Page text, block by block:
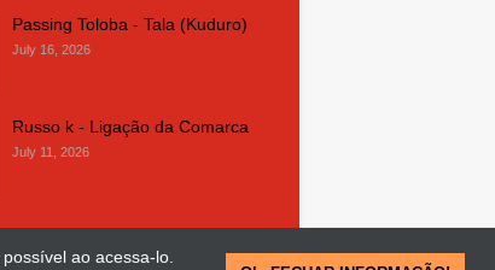
ao acessa-lo.
Passing Toloba - Tala (Kuduro)
July 16, 2026
Russo k - Ligação da Comarca
July 11, 2026